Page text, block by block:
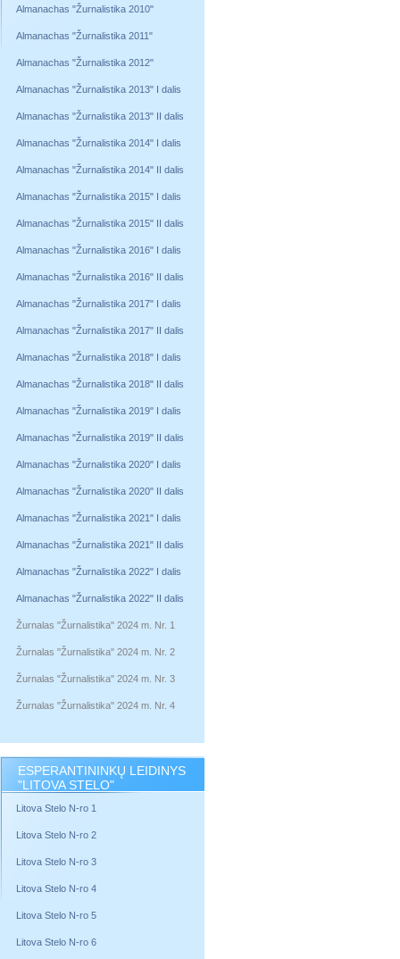
Almanachas "Žurnalistika 2010"
Almanachas "Žurnalistika 2011"
Almanachas "Žurnalistika 2012"
Almanachas "Žurnalistika 2013" I dalis
Almanachas "Žurnalistika 2013" II dalis
Almanachas "Žurnalistika 2014" I dalis
Almanachas "Žurnalistika 2014" II dalis
Almanachas "Žurnalistika 2015" I dalis
Almanachas "Žurnalistika 2015" II dalis
Almanachas "Žurnalistika 2016" I dalis
Almanachas "Žurnalistika 2016" II dalis
Almanachas "Žurnalistika 2017" I dalis
Almanachas "Žurnalistika 2017" II dalis
Almanachas "Žurnalistika 2018" I dalis
Almanachas "Žurnalistika 2018" II dalis
Almanachas "Žurnalistika 2019" I dalis
Almanachas "Žurnalistika 2019" II dalis
Almanachas "Žurnalistika 2020" I dalis
Almanachas "Žurnalistika 2020" II dalis
Almanachas "Žurnalistika 2021" I dalis
Almanachas "Žurnalistika 2021" II dalis
Almanachas "Žurnalistika 2022" I dalis
Almanachas "Žurnalistika 2022" II dalis
Žurnalas "Žurnalistika" 2024 m. Nr. 1
Žurnalas "Žurnalistika" 2024 m. Nr. 2
Žurnalas "Žurnalistika" 2024 m. Nr. 3
Žurnalas "Žurnalistika" 2024 m. Nr. 4
ESPERANTININKŲ LEIDINYS
"LITOVA STELO"
Litova Stelo N-ro 1
Litova Stelo N-ro 2
Litova Stelo N-ro 3
Litova Stelo N-ro 4
Litova Stelo N-ro 5
Litova Stelo N-ro 6